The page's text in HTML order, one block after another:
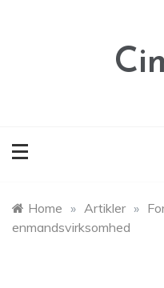
Home » Artikler »
enmandsvirksomhed